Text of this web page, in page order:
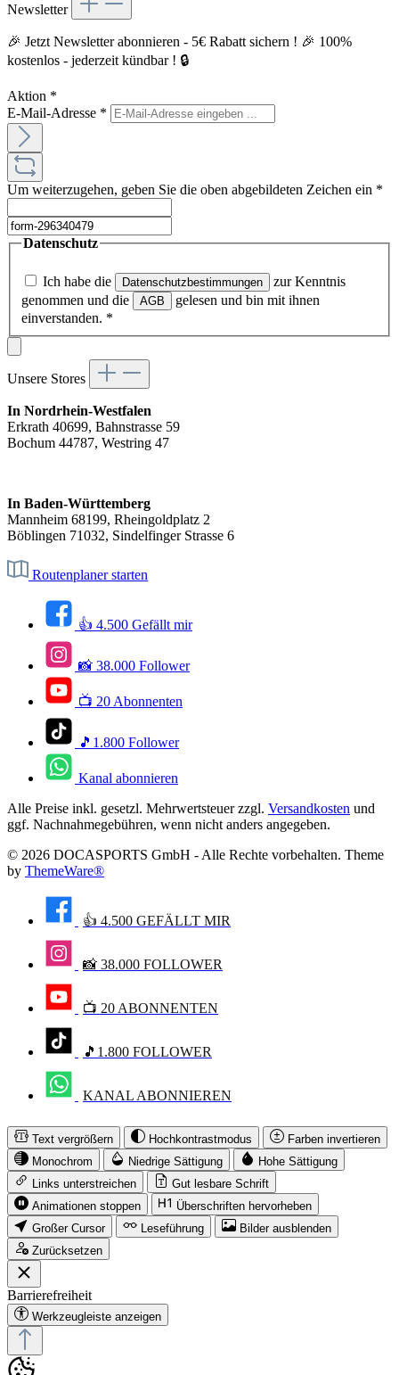
Newsletter
🎉 Jetzt Newsletter abonnieren - 5€ Rabatt sichern ! 🎉 100%
kostenlos - jederzeit kündbar ! 🔒
Aktion *
E-Mail-Adresse *
Um weiterzugehen, geben Sie die oben abgebildeten Zeichen ein *
Datenschutz
Ich habe die Datenschutzbestimmungen
zur Kenntnis
genommen und die
AGB
gelesen und bin mit ihnen
einverstanden. *
Unsere Stores
In Nordrhein-Westfalen
Erkrath 40699, Bahnstrasse 59
Bochum 44787, Westring 47
In Baden-Württemberg
Mannheim 68199, Rheingoldplatz 2
Böblingen 71032, Sindelfinger Strasse 6
Routenplaner starten
👍 4.500 Gefällt mir
📸 38.000 Follower
📺 20 Abonnenten
🎵1.800 Follower
Kanal abonnieren
Alle Preise inkl. gesetzl. Mehrwertsteuer zzgl. Versandkosten und
ggf. Nachnahmegebühren, wenn nicht anders angegeben.
© 2026 DOCASPORTS GmbH - Alle Rechte vorbehalten. Theme
by ThemeWare®
👍 4.500 GEFÄLLT MIR
📸 38.000 FOLLOWER
📺 20 ABONNENTEN
🎵1.800 FOLLOWER
KANAL ABONNIEREN
Text vergrößern Hochkontrastmodus
Farben invertieren
Monochrom
Niedrige Sättigung
Hohe Sättigung
Links unterstreichen
Gut lesbare Schrift
Animationen stoppen
Überschriften hervorheben
Großer Cursor
Leseführung
Bilder ausblenden
Zurücksetzen
Barrierefreiheit
Werkzeugleiste anzeigen